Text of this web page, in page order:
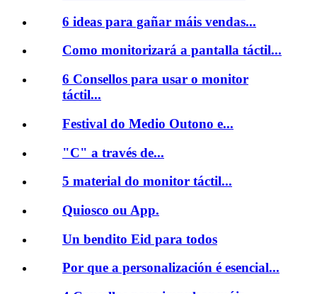
6 ideas para gañar máis vendas...
Como monitorizará a pantalla táctil...
6 Consellos para usar o monitor
táctil...
Festival do Medio Outono e...
"C" a través de...
5 material do monitor táctil...
Quiosco ou App.
Un bendito Eid para todos
Por que a personalización é esencial...